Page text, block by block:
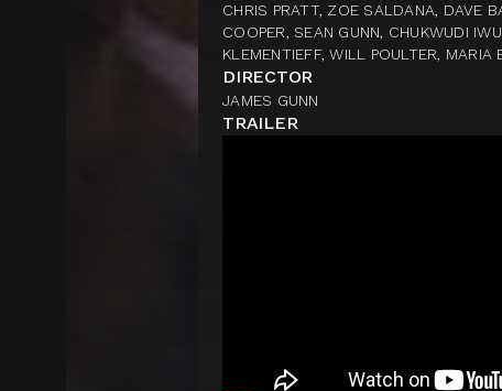
CHRIS PRATT, ZOE SALDANA, DAVE
COOPER, SEAN GUNN, CHUKWUDI
KLEMENTIEFF, WILL POULTER, MARIA
DIRECTOR
JAMES GUNN
TRAILER